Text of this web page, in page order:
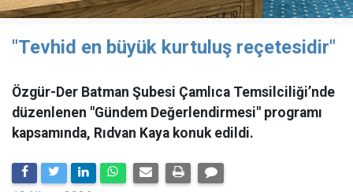
"Tevhid en büyük kurtuluş reçetesidir"
Özgür-Der Batman Şubesi Çamlıca Temsilciliği’nde
düzenlenen "Gündem Değerlendirmesi" programı
kapsamında, Rıdvan Kaya konuk edildi.